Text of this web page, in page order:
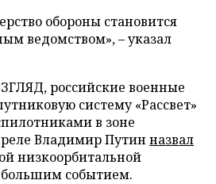
обороны становится
ведомством», – указал
российские военные
систему «Рассвет»
в зоне
Владимир Путин назвал
низкоорбитальной
большим событием.